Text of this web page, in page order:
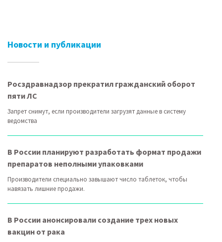
Новости и публикации
Росздравнадзор прекратил гражданский оборот
пяти ЛС
Запрет снимут, если производители загрузят данные в систему
ведомства
В России планируют разработать формат продажи
препаратов неполными упаковками
Производители специально завышают число таблеток, чтобы
навязать лишние продажи.
В России анонсировали создание трех новых
вакцин от рака